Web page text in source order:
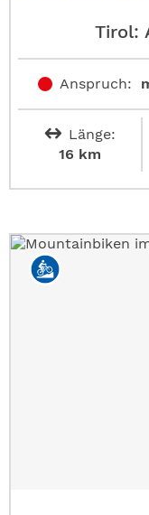
Tirol:
Anspruch:
Länge:
16 km